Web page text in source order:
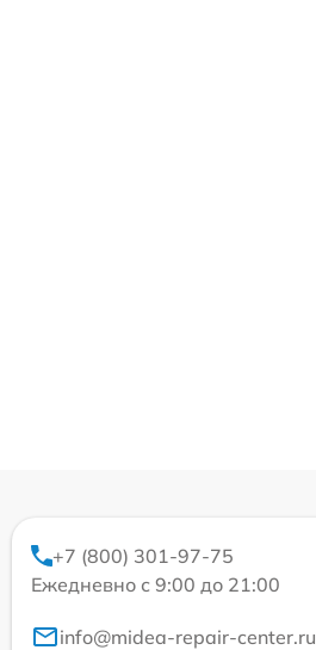
+7 (800) 301-97-75
Ежедневно с 9:00 до 21:00
info@midea-repair-center.ru